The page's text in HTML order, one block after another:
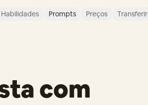
Habilidades Prompts Preços Transferir
com